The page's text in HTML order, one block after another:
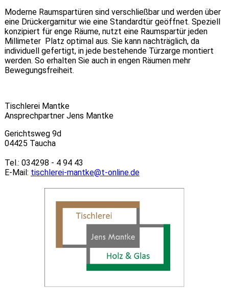
Moderne Raumspartüren sind verschließbar und werden über
eine Drückergarnitur wie eine Standardtür geöffnet. Speziell
konzipiert für enge Räume, nutzt eine Raumspartür jeden
Millimeter Platz optimal aus. Sie kann nachträglich, da
individuell gefertigt, in jede bestehende Türzarge montiert
werden. So erhalten Sie auch in engen Räumen mehr
Bewegungsfreiheit.
Tischlerei Mantke
Ansprechpartner Jens Mantke
Gerichtsweg 9d
04425 Taucha
Tel.: 034298 - 4 94 43
E-Mail: tischlerei-mantke@t-online.de